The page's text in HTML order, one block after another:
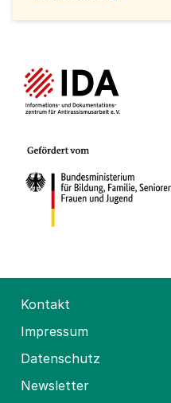
Kontakt
Impressum
Datenschutz
Newsletter